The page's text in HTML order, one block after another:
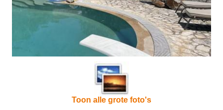
Toon alle grote foto's